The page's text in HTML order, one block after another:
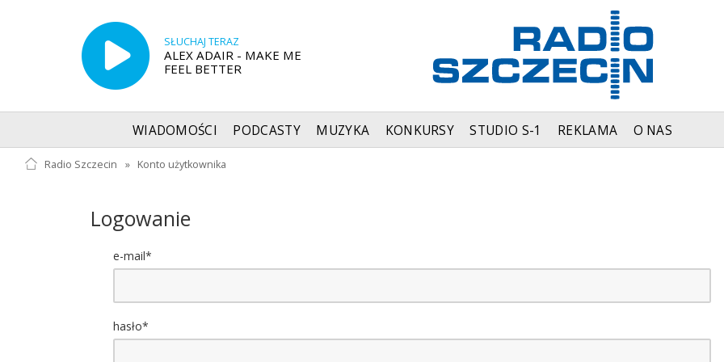
SŁUCHAJ TERAZ
ALEX ADAIR - MAKE ME
FEEL BETTER
WIADOMOŚCI PODCASTY MUZYKA KONKURSY STUDIO S-1 REKLAMA O NAS
Radio Szczecin » Konto użytkownika
Logowanie
e-mail*
hasło*